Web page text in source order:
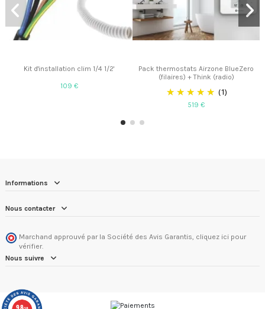
Kit d'installation clim 1/4 1/2'
109 €
Pack thermostats Airzone BlueZero
(filaires) + Think (radio)
(1)
519 €
Informations
Nous contacter
Marchand approuvé par la Société des Avis Garantis, cliquez ici pour
vérifier.
Nous suivre